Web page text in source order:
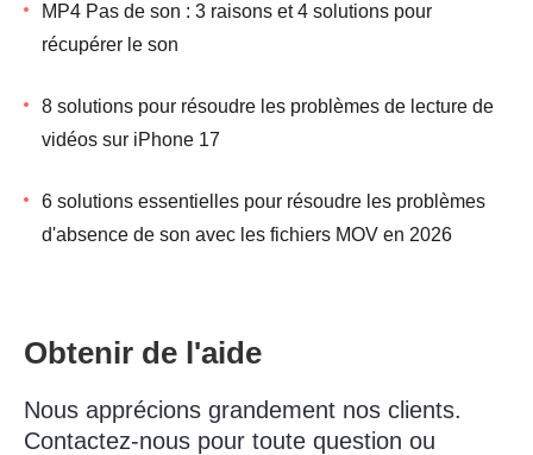
MP4 Pas de son : 3 raisons et 4 solutions pour
récupérer le son
8 solutions pour résoudre les problèmes de lecture de
vidéos sur iPhone 17
6 solutions essentielles pour résoudre les problèmes
d'absence de son avec les fichiers MOV en 2026
Obtenir de l'aide
Nous apprécions grandement nos clients.
Contactez-nous pour toute question ou